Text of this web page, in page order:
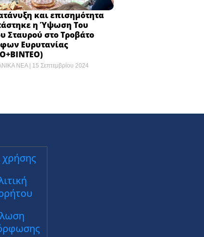
και επισημότητα
η Ύψωση Του
Σταυρού στο Τροβάτο
Ευρυτανίας
ΝΕΑ 15 Σεπτεμβρίου 2024